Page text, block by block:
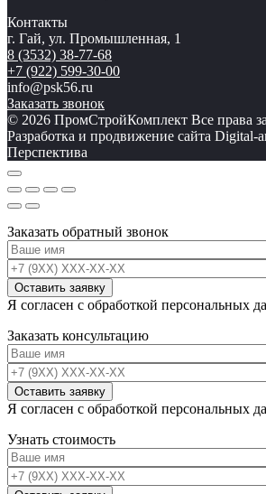
Контакты
г. Гай, ул. Промышленная, 1
8 (3532) 38-77-68
+7 (922) 599-30-00
info@psk56.ru
Заказать звонок
© 2026 ПромСтройКомплект Все права
Разработка и продвижение сайта Digital-
Перспектива
Заказать обратный звонок
Я согласен с обработкой персональных
Заказать консультацию
Я согласен с обработкой персональных
Узнать стоимость